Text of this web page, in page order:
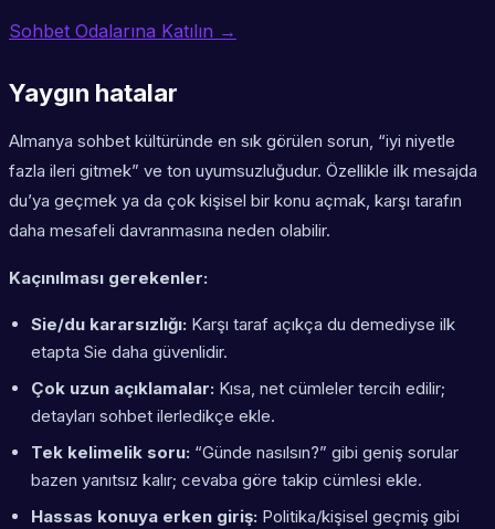
Sohbet Odalarına Katılın →
Yaygın hatalar
Almanya sohbet kültüründe en sık görülen sorun, “iyi niyetle
fazla ileri gitmek” ve ton uyumsuzluğudur. Özellikle ilk mesajda
du’ya geçmek ya da çok kişisel bir konu açmak, karşı tarafın
daha mesafeli davranmasına neden olabilir.
Kaçınılması gerekenler:
Sie/du kararsızlığı: Karşı taraf açıkça du demediyse ilk
etapta Sie daha güvenlidir.
Çok uzun açıklamalar: Kısa, net cümleler tercih edilir;
detayları sohbet ilerledikçe ekle.
Tek kelimelik soru: “Günde nasılsın?” gibi geniş sorular
bazen yanıtsız kalır; cevaba göre takip cümlesi ekle.
Hassas konuya erken giriş: Politika/kişisel geçmiş gibi